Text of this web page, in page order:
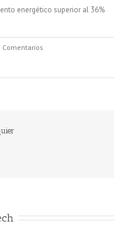
energético superior al 36%
Comentarios